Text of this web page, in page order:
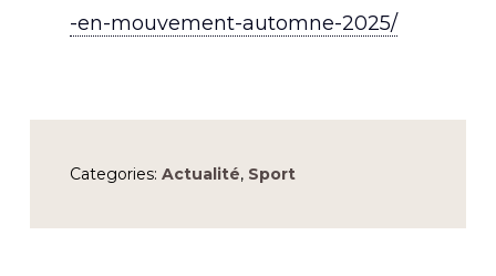
-en-mouvement-automne-2025/
Categories: Actualité, Sport